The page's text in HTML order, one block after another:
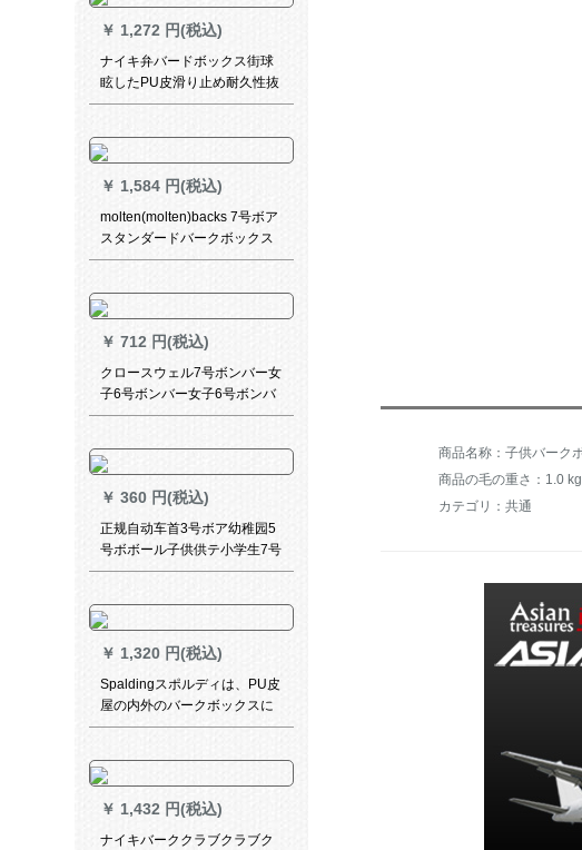
￥ 1,272 円(税込)
ナイキ弁バードボックス街球
眩したPU皮滑り止め耐久性抜
群群7号ボボールスタンダード
スポーツスポーツスポーツス
ポーツボックスK 01463に新
しく入荷しました。
￥ 1,584 円(税込)
molten(molten)backs 7号ボア
スタンダードバークボックス
室内合成皮革BGS 7 X
￥ 712 円(税込)
クロースウェル7号ボンバー女
子6号ボンバー女子6号ボンバ
ー女子6号ボンバー女子6号ボ
ンボン供バール耐久性抜き群
滑り止めストストストーク
￥ 360 円(税込)
正规自动车首3号ボア幼稚园5
号ボボール子供供テ小学生7号
ボアセメットの耐久性抜き群
スボックス
￥ 1,320 円(税込)
Spaldingスポルディは、PU皮
屋の内外のバークボックスに
公式试合します。
￥ 1,432 円(税込)
ナイキバーククラブクラブク
商品の毛の重さ：1.0 kg
カテゴリ：共通